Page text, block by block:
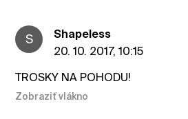
S
ShapeIess
20. 10. 2017, 10:15
TROSKY NA POHODU!
Zobraziť vlákno